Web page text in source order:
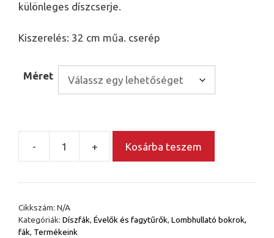
különleges díszcserje.
Kiszerelés: 32 cm műa. cserép
Méret
-
Szeldelt
japán
-
+ Kosárba teszem
Cikkszám: N/A
Kategóriák: Díszfák, Évelők és fagytűrők, Lombhullató bokrok,
fák, Termékeink